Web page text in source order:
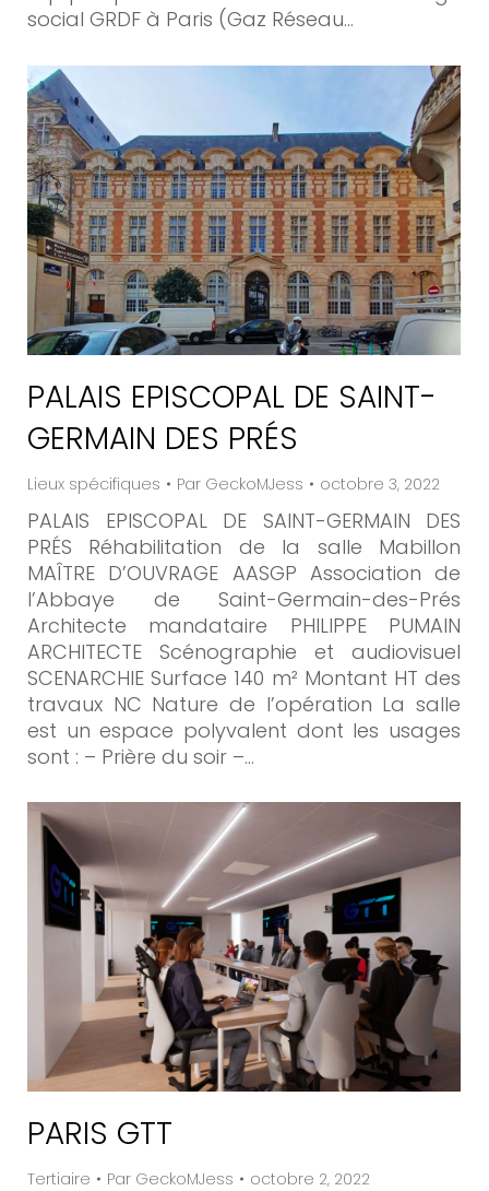
social GRDF à Paris (Gaz Réseau…
PALAIS EPISCOPAL DE SAINT-
GERMAIN DES PRÉS
Lieux spécifiques Par GeckoMJess octobre 3, 2022
PALAIS EPISCOPAL DE SAINT-GERMAIN DES
PRÉS Réhabilitation de la salle Mabillon
MAÎTRE D’OUVRAGE AASGP Association de
l’Abbaye de Saint-Germain-des-Prés
Architecte mandataire PHILIPPE PUMAIN
ARCHITECTE Scénographie et audiovisuel
SCENARCHIE Surface 140 m² Montant HT des
travaux NC Nature de l’opération La salle
est un espace polyvalent dont les usages
sont : – Prière du soir –…
PARIS GTT
Tertiaire Par GeckoMJess octobre 2, 2022